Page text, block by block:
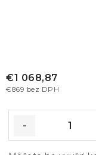
€869 bez DPH
€1 068,87